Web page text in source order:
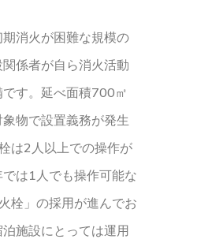
消火が困難な規模の
係者が自ら消火活動
す。延べ面積700㎡
物で設置義務が発生
は2人以上での操作が
は1人でも操作可能な
栓」の採用が進んでお
施設にとっては運用